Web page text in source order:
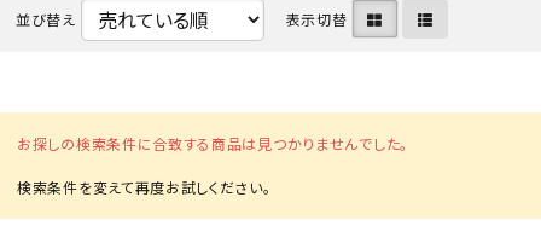
並び替え 表示切替
お探しの検索条件に合致する商品は見つかりませんでした。